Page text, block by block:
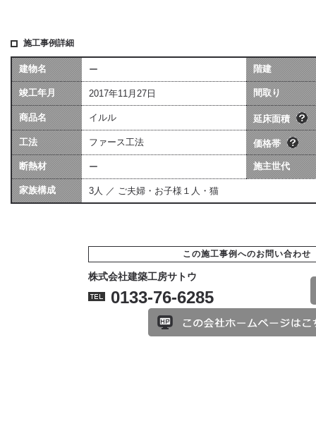
施工事例詳細
建物名 ー 階建
竣工年月 2017年11月27日 間取り
商品名 イルル 延床面積
坪数は会社によって
異なる場合がありま
工法 ファース工法 価格帯
価格には、建物本体価
用（暖房工事・換気工
[照明込]・給排水工事[宅
ます。
断熱材 ー 施主世代
家族構成 3人 ／ ご夫婦・お子様１人・猫
この施工事例へのお問い合わせ
株式会社建築工房サトウ
0133-76-6285